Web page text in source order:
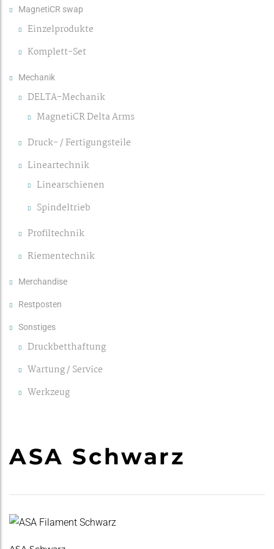
MagnetiCR swap
Einzelprodukte
Komplett-Set
Mechanik
DELTA-Mechanik
MagnetiCR Delta Arms
Druck- / Fertigungsteile
Lineartechnik
Linearschienen
Spindeltrieb
Profiltechnik
Riementechnik
Merchandise
Restposten
Sonstiges
Druckbetthaftung
Wartung / Service
Werkzeug
ASA Schwarz